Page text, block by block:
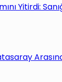
Yitirdi: